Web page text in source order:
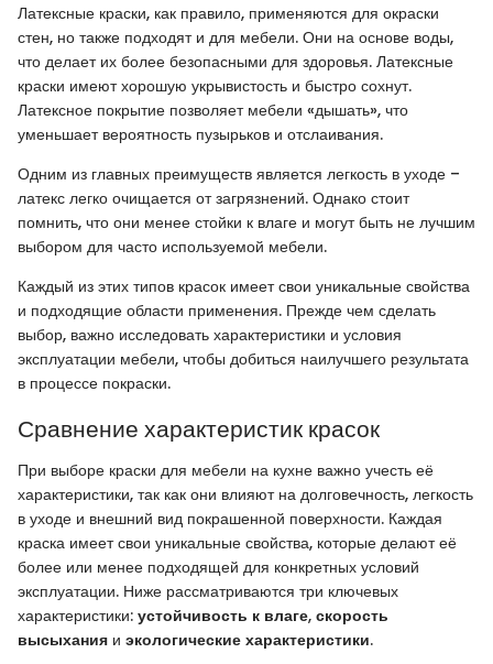
Латексные краски, как правило, применяются для окраски
стен, но также подходят и для мебели. Они на основе воды,
что делает их более безопасными для здоровья. Латексные
краски имеют хорошую укрывистость и быстро сохнут.
Латексное покрытие позволяет мебели «дышать», что
уменьшает вероятность пузырьков и отслаивания.
Одним из главных преимуществ является легкость в уходе –
латекс легко очищается от загрязнений. Однако стоит
помнить, что они менее стойки к влаге и могут быть не лучшим
выбором для часто используемой мебели.
Каждый из этих типов красок имеет свои уникальные свойства
и подходящие области применения. Прежде чем сделать
выбор, важно исследовать характеристики и условия
эксплуатации мебели, чтобы добиться наилучшего результата
в процессе покраски.
Сравнение характеристик красок
При выборе краски для мебели на кухне важно учесть её
характеристики, так как они влияют на долговечность, легкость
в уходе и внешний вид покрашенной поверхности. Каждая
краска имеет свои уникальные свойства, которые делают её
более или менее подходящей для конкретных условий
эксплуатации. Ниже рассматриваются три ключевых
характеристики: устойчивость к влаге, скорость
высыхания и экологические характеристики.